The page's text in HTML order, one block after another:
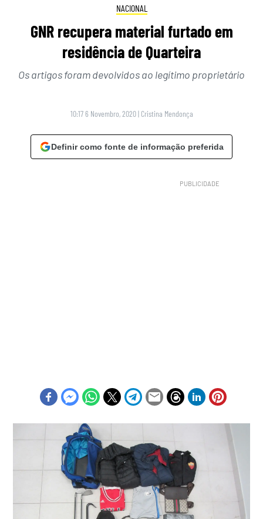
NACIONAL
GNR recupera material furtado em
residência de Quarteira
Os artigos foram devolvidos ao legítimo proprietário
10:17 6 Novembro, 2020 | Cristina Mendonça
Definir como fonte de informação preferida